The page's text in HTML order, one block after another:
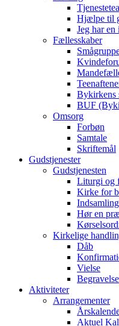
Hjælpe til
Jeg har en
Fællesskaber
Bykirkens
BUF
Omsorg
Forbøn
Samtale
Skriftemål
Gudstjenester
Gudstjenesten
Liturgi og
Kirke for
Hør en
Kirkelige
Dåb
Vielse
Begravelse
Aktiviteter
Arrangementer
Aktuel